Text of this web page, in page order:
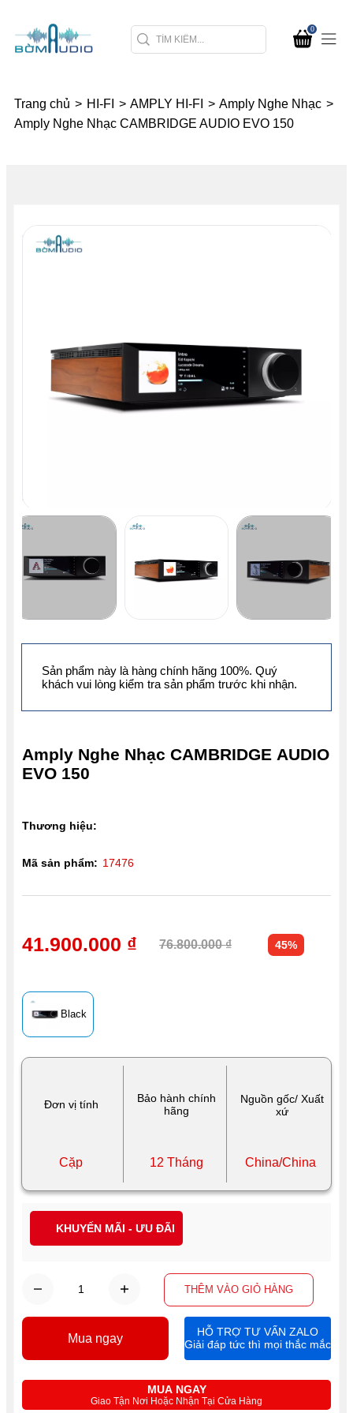
0
Trang chủ > HI-FI > AMPLY HI-FI > Amply Nghe Nhạc >
Amply Nghe Nhạc CAMBRIDGE AUDIO EVO 150
Đơn vị tính
Bảo hành chính
hãng
Nguồn gốc/ Xuất
xứ
Cặp 12 Tháng China/China
Amply Nghe Nhạc CAMBRIDGE AUDIO
EVO 150
Black
THÊM VÀO GIỎ HÀNG
MUA NGAY
Giao Tận Nơi Hoặc Nhận Tại Cửa Hàng
41.900.000 ₫ 76.800.000 ₫ 45%
Thương hiệu:
Mã sản phẩm: 17476
Mua ngay
HỖ TRỢ TƯ VẤN ZALO
Giải đáp tức thì mọi thắc mắc
KHUYẾN MÃI - ƯU ĐÃI
Sản phẩm này là hàng chính hãng 100%. Quý
khách vui lòng kiểm tra sản phẩm trước khi nhận.